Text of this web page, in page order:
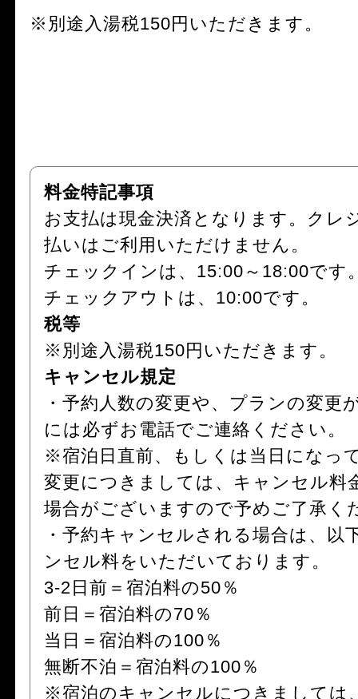
※別途入湯税150円いただきます。
料金特記事項
お支払は現金決済となります。クレ
払いはご利用いただけません。
チェックインは、15:00～18:00です
チェックアウトは、10:00です。
税等
※別途入湯税150円いただきます。
キャンセル規定
・予約人数の変更や、プランの変更
には必ずお電話でご連絡ください。
※宿泊日直前、もしくは当日になっ
変更につきましては、キャンセル料
場合がございますので予めご了承く
・予約キャンセルされる場合は、以
ンセル料をいただいております。
3-2日前＝宿泊料の50％
前日＝宿泊料の70％
当日＝宿泊料の100％
無断不泊＝宿泊料の100％
※宿泊のキャンセルにつきましては